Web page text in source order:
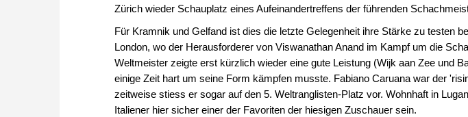
Zürich wieder Schauplatz eines Aufeinandertreffens der führenden
Für Kramnik und Gelfand ist dies die letzte Gelegenheit ihre Stärke zu testen
London, wo der Herausforderer von Viswanathan Anand im Kampf um die
Weltmeister zeigte erst kürzlich wieder eine gute Leistung (Wijk aan Zee und
einige Zeit hart um seine Form kämpfen musste. Fabiano Caruana war der
zeitweise stiess er sogar auf den 5. Weltranglisten-Platz vor. Wohnhaft in
Italiener hier sicher einer der Favoriten der hiesigen Zuschauer sein.